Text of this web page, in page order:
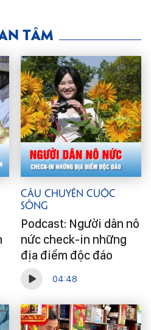
TÂM
Câu Chuyện Cuộc
Sống
Podcast: Người dân nô
nức check-in những
địa điểm độc đáo
04:48